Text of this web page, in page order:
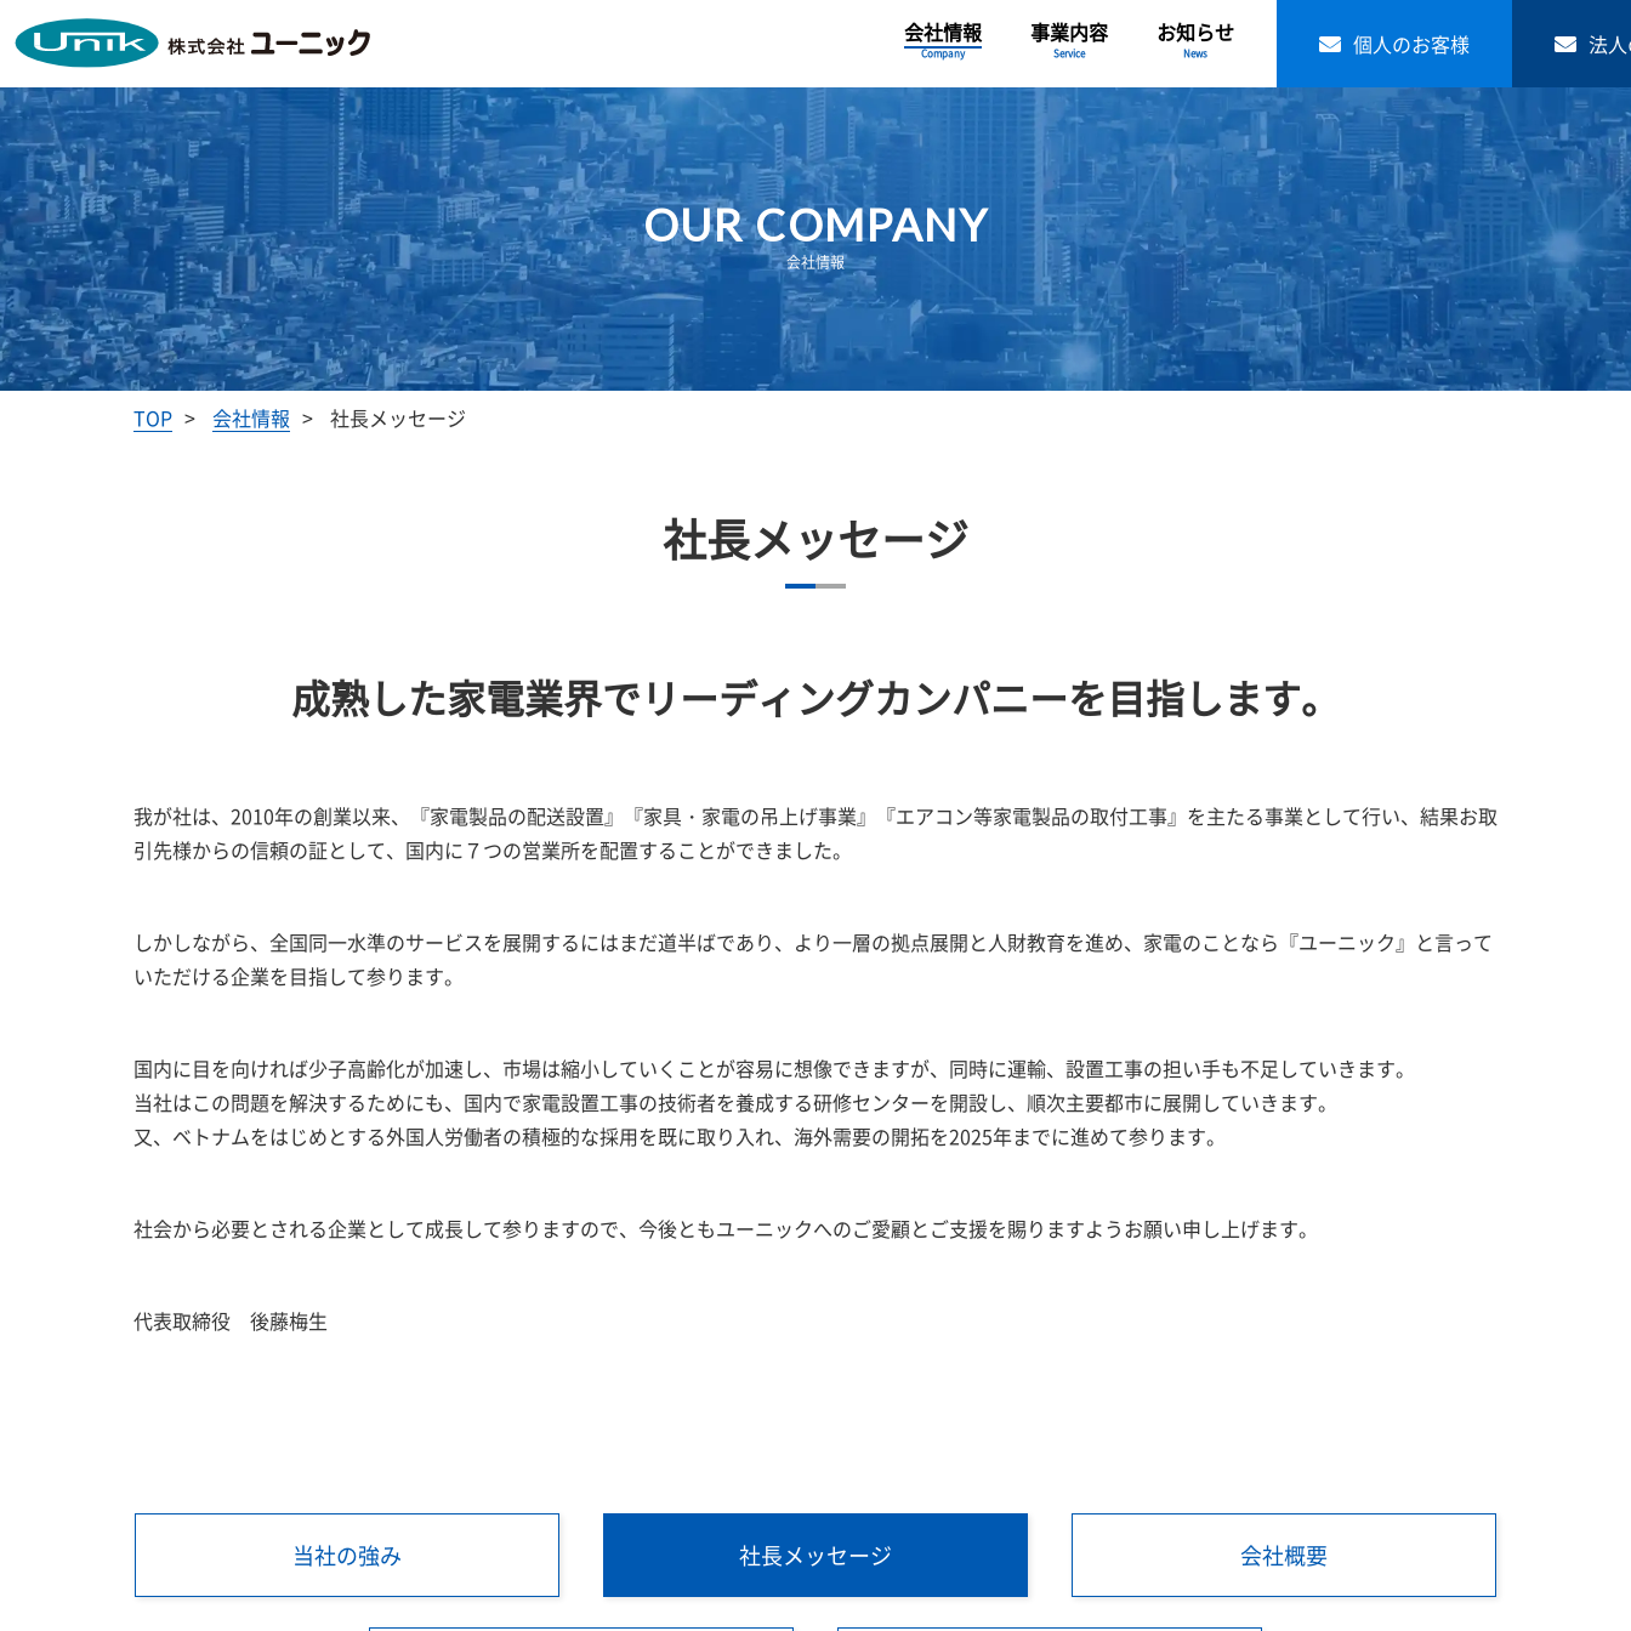
会社情報
Company
事業内容
Service
お知らせ
News 個人のお客様 法
会社情報
OUR COMPANY
TOP 会社情報 社長メッセージ
社長メッセージ
成熟した家電業界でリーディングカンパニーを目指します。
我が社は、2010年の創業以来、『家電製品の配送設置』『家具・家電の吊上げ事業』『エアコン等家電製品の取付工事』を主たる事業として行い、結果お取
引先様からの信頼の証として、国内に７つの営業所を配置することができました。
しかしながら、全国同一水準のサービスを展開するにはまだ道半ばであり、より一層の拠点展開と人財教育を進め、家電のことなら『ユーニック』と言って
いただける企業を目指して参ります。
国内に目を向ければ少子高齢化が加速し、市場は縮小していくことが容易に想像できますが、同時に運輸、設置工事の担い手も不足していきます。
当社はこの問題を解決するためにも、国内で家電設置工事の技術者を養成する研修センターを開設し、順次主要都市に展開していきます。
又、ベトナムをはじめとする外国人労働者の積極的な採用を既に取り入れ、海外需要の開拓を2025年までに進めて参ります。
社会から必要とされる企業として成長して参りますので、今後ともユーニックへのご愛顧とご支援を賜りますようお願い申し上げます。
代表取締役 後藤梅生
当社の強み 社長メッセージ 会社概要